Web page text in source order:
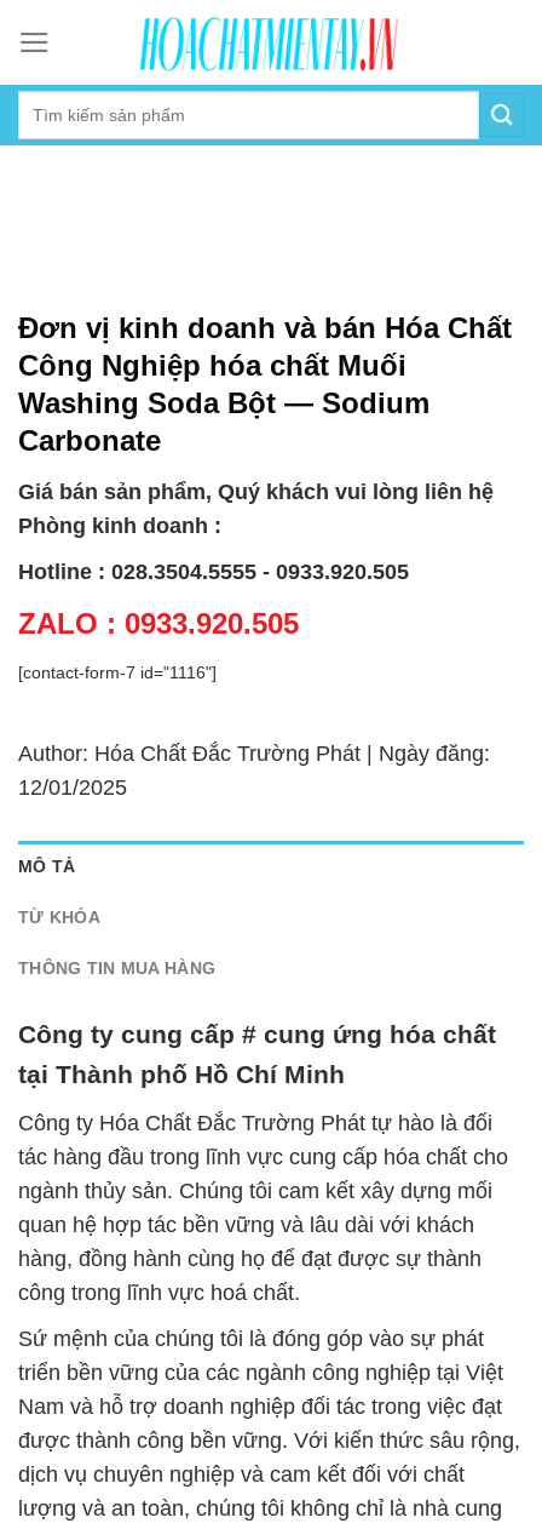
content
Đơn vị kinh doanh và bán Hóa Chất
Công Nghiệp hóa chất Muối
Washing Soda Bột — Sodium
Carbonate
Giá bán sản phẩm, Quý khách vui lòng liên hệ
Phòng kinh doanh :
Hotline : 028.3504.5555 - 0933.920.505
ZALO : 0933.920.505
[contact-form-7 id="1116"]
Author: Hóa Chất Đắc Trường Phát | Ngày đăng:
12/01/2025
MÔ TẢ
TỪ KHÓA
THÔNG TIN MUA HÀNG
Công ty cung cấp # cung ứng hóa chất
tại Thành phố Hồ Chí Minh
Công ty Hóa Chất Đắc Trường Phát tự hào là đối
tác hàng đầu trong lĩnh vực cung cấp hóa chất cho
ngành thủy sản. Chúng tôi cam kết xây dựng mối
quan hệ hợp tác bền vững và lâu dài với khách
hàng, đồng hành cùng họ để đạt được sự thành
công trong lĩnh vực hoá chất.
Sứ mệnh của chúng tôi là đóng góp vào sự phát
triển bền vững của các ngành công nghiệp tại Việt
Nam và hỗ trợ doanh nghiệp đối tác trong việc đạt
được thành công bền vững. Với kiến thức sâu rộng,
dịch vụ chuyên nghiệp và cam kết đối với chất
lượng và an toàn, chúng tôi không chỉ là nhà cung